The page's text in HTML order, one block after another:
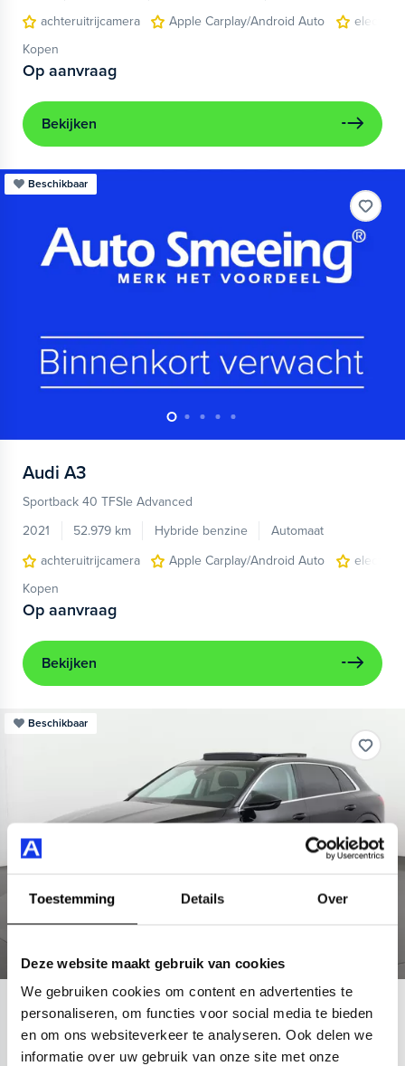
Toestemming Details Over
Deze website maakt gebruik van cookies
We gebruiken cookies om content en advertenties te
personaliseren, om functies voor social media te bieden
en om ons websiteverkeer te analyseren. Ook delen we
informatie over uw gebruik van onze site met onze
achteruitrijcamera
Apple Carplay/Android Auto
Kopen
Op aanvraag
Bekijken
Beschikbaar
Audi A3
Sportback 40 TFSIe Advanced
2021
52.979 km Hybride benzine
Automaat
achteruitrijcamera
Apple Carplay/Android Auto
Kopen
Op aanvraag
Bekijken
Beschikbaar
Audi e-tron
55 quattro Advanced 95 kWh